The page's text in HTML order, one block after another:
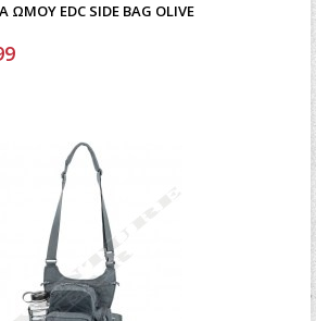
EDC SIDE BAG OLIVE